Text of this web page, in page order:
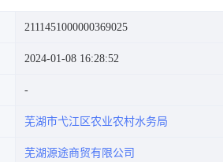
2111451000000369025
2024-01-08 16:28:52
芜湖市弋江区农业农村水务局
芜湖源途商贸有限公司